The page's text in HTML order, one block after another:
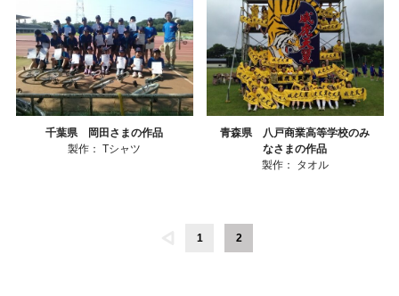
千葉県 岡田さまの作品
製作： Tシャツ
青森県 八戸商業高等学校のみ
なさまの作品
製作：
タオル
1 2